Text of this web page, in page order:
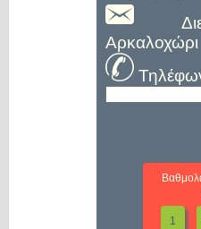
Αρκαλοχώρι
1